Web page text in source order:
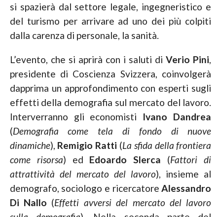
si spazierà dal settore legale, ingegneristico e
del turismo per arrivare ad uno dei più colpiti
dalla carenza di personale, la sanità.
L’evento, che si aprirà con i saluti diVerio Pini
presidente di Coscienza Svizzera, coinvolgerà
dapprima un approfondimento con esperti sugli
effetti della demografia sul mercato del lavoro.
Interverranno gli economisti Ivano Dandrea
(Demografia come tela di fondo di nuove
dinamiche), Remigio Ratti (La sfida della frontiera
come risorsa) ed Edoardo Slerca (Fattori di
attrattività del mercato del lavoro), insieme al
demografo, sociologo e ricercatore Alessandro
Di Nallo (Effetti avversi del mercato del lavoro